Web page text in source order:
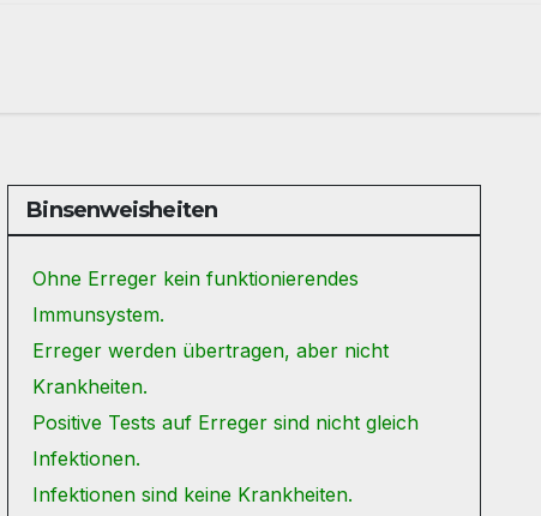
Binsenweisheiten
Ohne Erreger kein funktionierendes
Immunsystem.
Erreger werden übertragen, aber nicht
Krankheiten.
Positive Tests auf Erreger sind nicht gleich
Infektionen.
Infektionen sind keine Krankheiten.